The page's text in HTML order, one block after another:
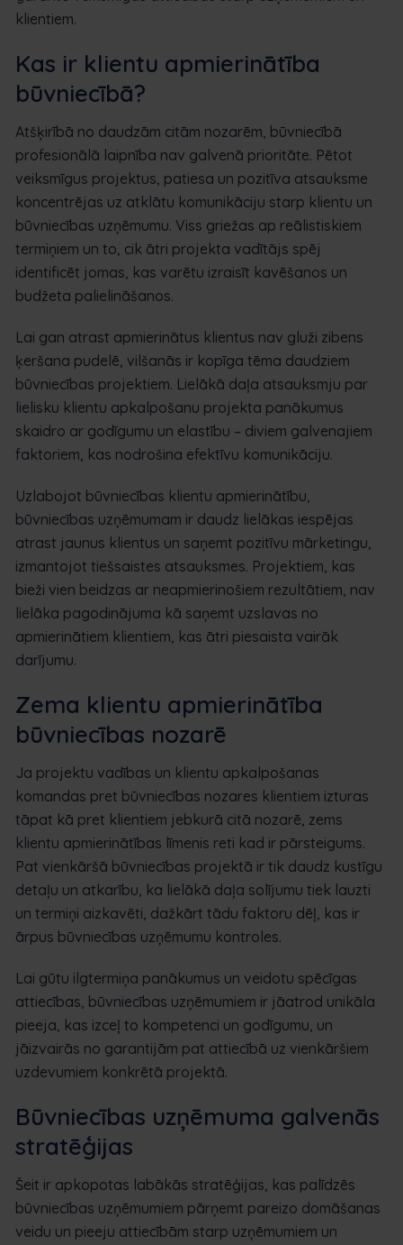
klientiem.
Kas ir klientu apmierinātība
būvniecībā?
Atšķirībā no daudzām citām nozarēm, būvniecībā
profesionālā laipnība nav galvenā prioritāte. Pētot
veiksmīgus projektus, patiesa un pozitīva atsauksme
koncentrējas uz atklātu komunikāciju starp klientu un
būvniecības uzņēmumu. Viss griežas ap reālistiskiem
termiņiem un to, cik ātri projekta vadītājs spēj
identificēt jomas, kas varētu izraisīt kavēšanos un
budžeta palielināšanos.
Lai gan atrast apmierinātus klientus nav gluži zibens
ķeršana pudelē, vilšanās ir kopīga tēma daudziem
būvniecības projektiem. Lielākā daļa atsauksmju par
lielisku klientu apkalpošanu projekta panākumus
skaidro ar godīgumu un elastību – diviem galvenajiem
faktoriem, kas nodrošina efektīvu komunikāciju.
Uzlabojot būvniecības klientu apmierinātību,
būvniecības uzņēmumam ir daudz lielākas iespējas
atrast jaunus klientus un saņemt pozitīvu mārketingu,
izmantojot tiešsaistes atsauksmes. Projektiem, kas
bieži vien beidzas ar neapmierinošiem rezultātiem, nav
lielāka pagodinājuma kā saņemt uzslavas no
apmierinātiem klientiem, kas ātri piesaista vairāk
darījumu.
Zema klientu apmierinātība
būvniecības nozarē
Ja projektu vadības un klientu apkalpošanas
komandas pret būvniecības nozares klientiem izturas
tāpat kā pret klientiem jebkurā citā nozarē, zems
klientu apmierinātības līmenis reti kad ir pārsteigums.
Pat vienkāršā būvniecības projektā ir tik daudz kustīgu
detaļu un atkarību, ka lielākā daļa solījumu tiek lauzti
un termiņi aizkavēti, dažkārt tādu faktoru dēļ, kas ir
ārpus būvniecības uzņēmumu kontroles.
Lai gūtu ilgtermiņa panākumus un veidotu spēcīgas
attiecības, būvniecības uzņēmumiem ir jāatrod unikāla
pieeja, kas izceļ to kompetenci un godīgumu, un
jāizvairās no garantijām pat attiecībā uz vienkāršiem
uzdevumiem konkrētā projektā.
Būvniecības uzņēmuma galvenās
stratēģijas
Šeit ir apkopotas labākās stratēģijas, kas palīdzēs
būvniecības uzņēmumiem pārņemt pareizo domāšanas
veidu un pieeju attiecībām starp uzņēmumiem un